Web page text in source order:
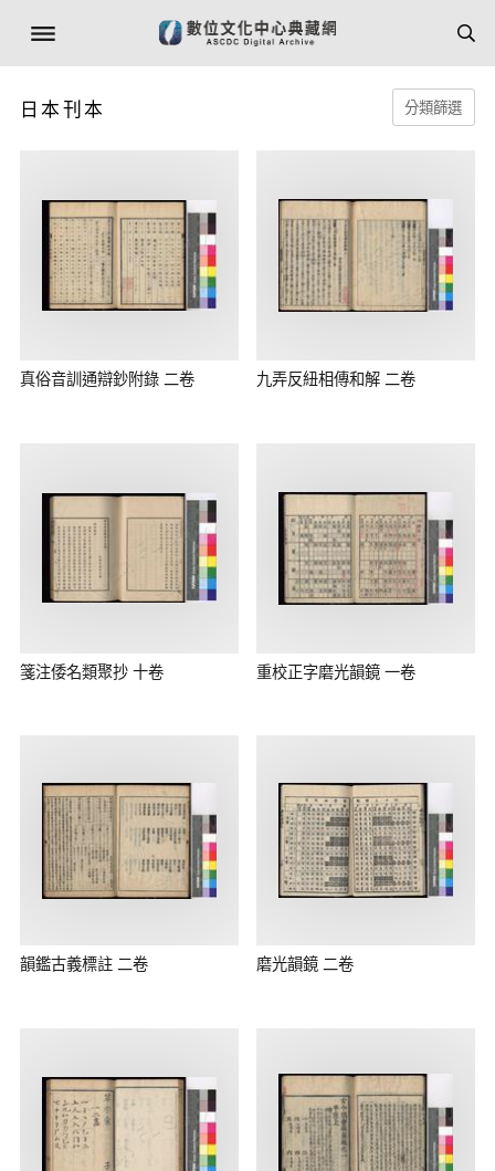
日本刊本
真俗音訓通辯鈔附錄 二卷 九弄反紐相傳和解 二卷
箋注倭名類聚抄 十卷 重校正字磨光韻鏡 一卷
韻鑑古義標註 二卷 磨光韻鏡 二卷
分類篩選